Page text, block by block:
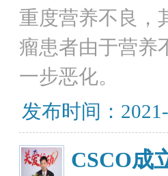
重度营养不良，
瘤患者由于营养
一步恶化。
发布时间：
CSCO成